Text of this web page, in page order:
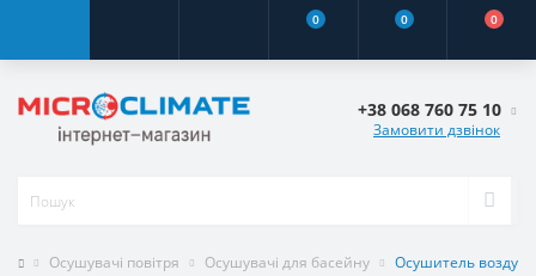
0 0 0
+38 068 760 75 10
Замовити дзвінок
Осушувачі повітря Осушувачі для басейну Осушитель